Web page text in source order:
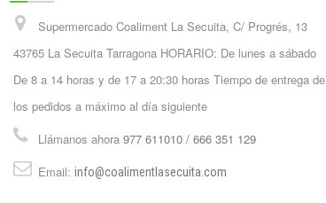
Supermercado Coaliment La Secuita, C/ Progrés, 13
43765 La Secuita Tarragona HORARIO: De lunes a sábado
De 8 a 14 horas y de 17 a 20:30 horas Tiempo de entrega de
los pedidos a máximo al día siguiente
Llámanos ahora 977 611010 / 666 351 129
Email: info@coalimentlasecuita.com